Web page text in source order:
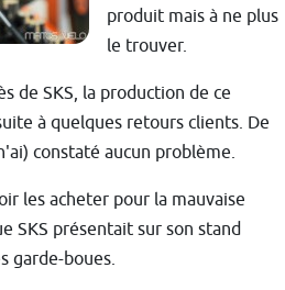
produit mais à ne plus
le trouver.
de SKS, la production de ce
à quelques retours clients. De
constaté aucun problème.
les acheter pour la mauvaise
SKS présentait sur son stand
garde-boues.